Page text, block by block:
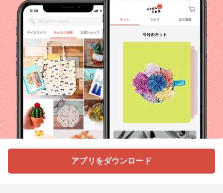
アプリをダウンロード